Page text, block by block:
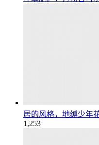
居的风格，地缚少年
1,253